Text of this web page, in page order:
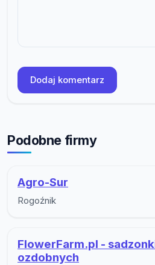
Dodaj komentarz
Podobne firmy
Agro-Sur
Rogoźnik
FlowerFarm.pl -
ozdobnych